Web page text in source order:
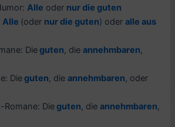
Alle oder nur die guten
Alle (oder nur die guten) oderalle aus
Dieguten, dieannehmbaren,
Dieguten, dieannehmbaren, oder
Romane: Dieguten, dieannehmbaren,